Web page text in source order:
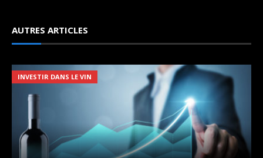
AUTRES ARTICLES
INVESTIR DANS LE VIN